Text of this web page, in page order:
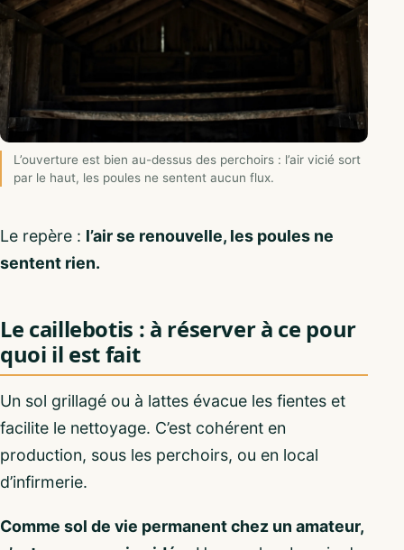
L’ouverture est bien au-dessus des perchoirs : l’air vicié sort
par le haut, les poules ne sentent aucun flux.
Le repère : l’air se renouvelle, les poules ne
sentent rien.
Le caillebotis : à réserver à ce pour
quoi il est fait
Un sol grillagé ou à lattes évacue les fientes et
facilite le nettoyage. C’est cohérent en
production, sous les perchoirs, ou en local
d’infirmerie.
Comme sol de vie permanent chez un amateur,